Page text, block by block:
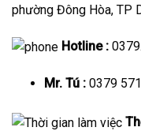
phường Đông Hòa, TP
Hotline :
Mr. Tú :0379